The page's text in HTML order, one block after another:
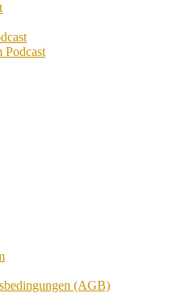
Podcast
(AGB)